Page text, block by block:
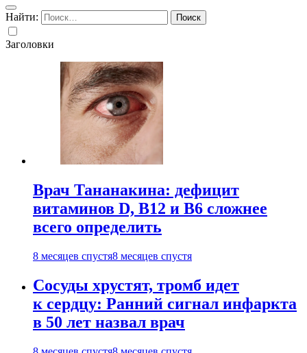
Найти:
Заголовки
Врач Тананакина: дефицит
витаминов D, B12 и B6 сложнее
всего определить
8 месяцев спустя8 месяцев спустя
Сосуды хрустят, тромб идет
к сердцу: Ранний сигнал инфаркта
в 50 лет назвал врач